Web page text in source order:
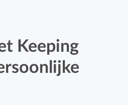
Keeping